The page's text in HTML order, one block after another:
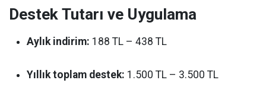
Destek Tutarı ve Uygulama
Aylık indirim: 188 TL – 438 TL
Yıllık toplam destek: 1.500 TL – 3.500 TL